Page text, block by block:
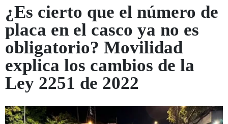
¿Es cierto que el número de
placa en el casco ya no es
obligatorio? Movilidad
explica los cambios de la
Ley 2251 de 2022